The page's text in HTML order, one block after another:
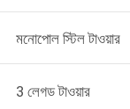
মনোপোল স্টিল টাওয়ার
3 লেগড টাওয়ার